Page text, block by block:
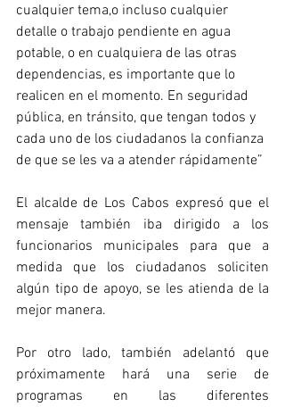
cualquier tema,o incluso cualquier
detalle o trabajo pendiente en agua
potable, o en cualquiera de las otras
dependencias, es importante que lo
realicen en el momento. En seguridad
pública, en tránsito, que tengan todos y
cada uno de los ciudadanos la confianza
de que se les va a atender rápidamente”
El alcalde de Los Cabos expresó que el
mensaje también iba dirigido a los
funcionarios municipales para que a
medida que los ciudadanos soliciten
algún tipo de apoyo, se les atienda de la
mejor manera.
Por otro lado, también adelantó que
próximamente hará una serie de
programas en las diferentes